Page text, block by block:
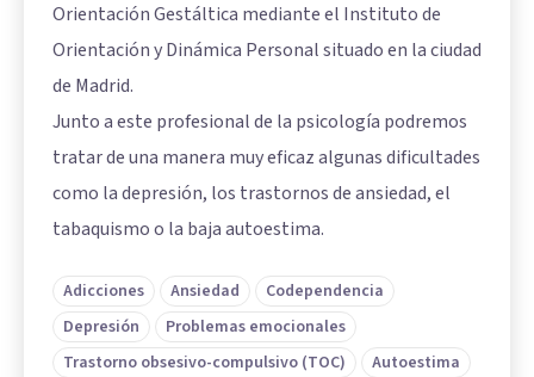
Orientación Gestáltica mediante el Instituto de
Orientación y Dinámica Personal situado en la ciudad
de Madrid.
Junto a este profesional de la psicología podremos
tratar de una manera muy eficaz algunas dificultades
como la depresión, los trastornos de ansiedad, el
tabaquismo o la baja autoestima.
Adicciones Ansiedad
Codependencia
Depresión
Problemas emocionales
Trastorno obsesivo-compulsivo (TOC)
Autoestima